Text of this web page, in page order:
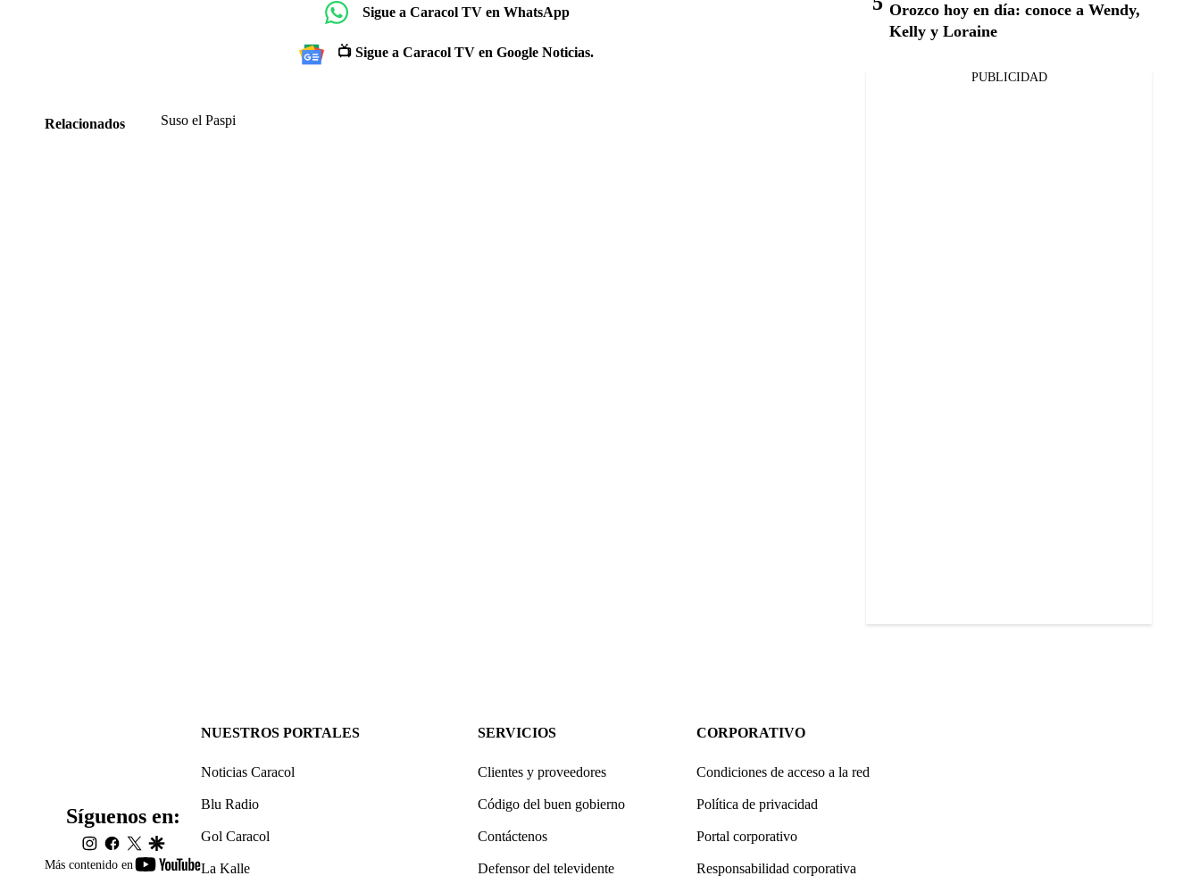
Sigue a Caracol TV en WhatsApp
📺 Sigue a Caracol TV en Google Noticias.
Relacionados Suso el Paspi
Orozco hoy en día: conoce a Wendy,
Kelly y Loraine
PUBLICIDAD
Más contenido en
youtube-
Síguenos en:
instagram
facebook
twittergoogle
NUESTROS PORTALES
Noticias Caracol
Blu Radio
Gol Caracol
La Kalle
SERVICIOS
Clientes y proveedores
Código del buen gobierno
Contáctenos
Defensor del televidente
CORPORATIVO
Condiciones de acceso a la red
Política de privacidad
Portal corporativo
Responsabilidad corporativa